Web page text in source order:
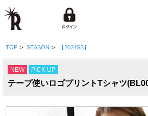
TOP > SEASON > 【2024SS】
NEW PICK UP
テープ使いロゴプリントTシャツ